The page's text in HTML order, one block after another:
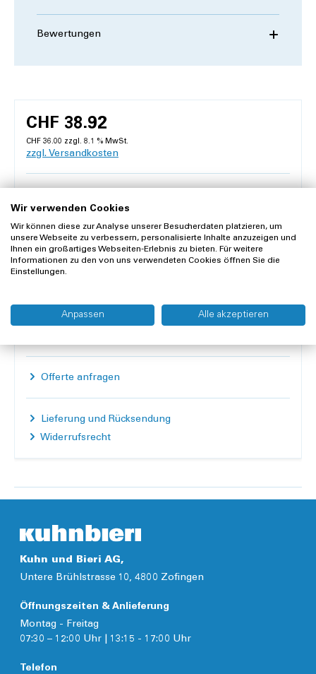
Bewertungen
CHF 38.92
CHF 36.00 zzgl. 8.1 % MwSt.
zzgl. Versandkosten
Inhalt: 1 Karton à 20 Rollen
Anzahl
Merken Vergleichen
Offerte anfragen
Lieferung und Rücksendung
Widerrufsrecht
Kuhn und Bieri AG,
Untere Brühlstrasse 10, 4800 Zofingen
Öffnungszeiten & Anlieferung
Montag - Freitag
07:30 – 12:00 Uhr | 13:15 - 17:00 Uhr
Telefon
Wir verwenden Cookies
Wir können diese zur Analyse unserer Besucherdaten platzieren, um
unsere Webseite zu verbessern, personalisierte Inhalte anzuzeigen und
Ihnen ein großartiges Webseiten-Erlebnis zu bieten. Für weitere
Informationen zu den von uns verwendeten Cookies öffnen Sie die
Einstellungen.
Anpassen Alle akzeptieren